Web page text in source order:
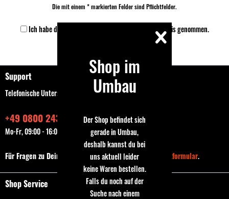
Die mit einem * markierten Felder sind Pflichtfelder.
Ich habe die zur Kenntnis genommen.
Support
Telefonische Unterstützung und Beratung unter:
+49 0800 243768435
Mo-Fr, 09:00 - 16:00 Uhr
Für Fragen zu Deiner Bestellung nutze bitte das Kontaktformular.
Shop Service
Shop im
Umbau
Der Shop befindet sich
gerade in Umbau,
deshalb kannst du bei
uns aktuell leider
keine Waren bestellen.
Falls du noch auf der
Suche nach einem